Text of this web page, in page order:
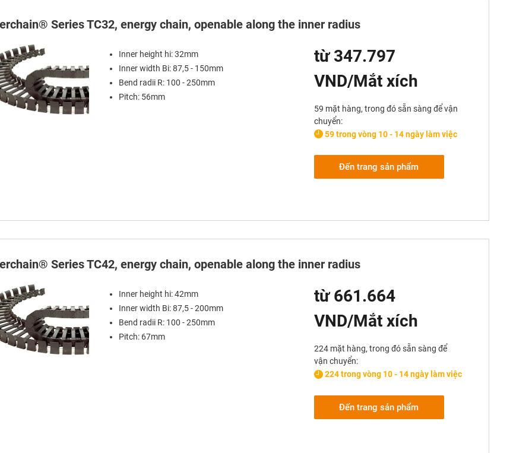
Series TC32, energy chain, openable along the inner radius
Inner height hi: 32mm
Inner width Bi: 87,5 - 150mm
Bend radii R: 100 - 250mm
Pitch: 56mm
từ 347.797
VND/Mắt xích
59 mặt hàng, trong đó sẵn sàng để vận
chuyển:
59 trong vòng 10 - 14 ngày làm việc
Đến trang sản phẩm
Series TC42, energy chain, openable along the inner radius
Inner height hi: 42mm
Inner width Bi: 87,5 - 200mm
Bend radii R: 100 - 250mm
Pitch: 67mm
từ 661.664
VND/Mắt xích
224 mặt hàng, trong đó sẵn sàng để
vận chuyển:
224 trong vòng 10 - 14 ngày làm việc
Đến trang sản phẩm